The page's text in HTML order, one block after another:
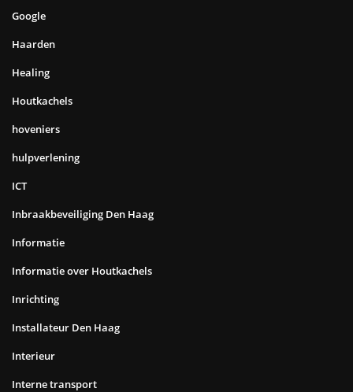
Google
Haarden
Healing
Houtkachels
hoveniers
hulpverlening
ICT
Inbraakbeveiliging Den Haag
Informatie
Informatie over Houtkachels
Inrichting
Installateur Den Haag
Interieur
Interne transport